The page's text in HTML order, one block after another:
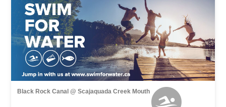
Black Rock Canal @ Scajaquada Creek Mouth